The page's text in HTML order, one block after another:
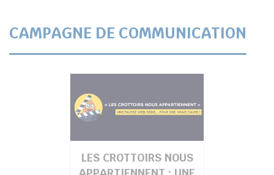
CAMPAGNE DE COMMUNICATION
LES CROTTOIRS NOUS